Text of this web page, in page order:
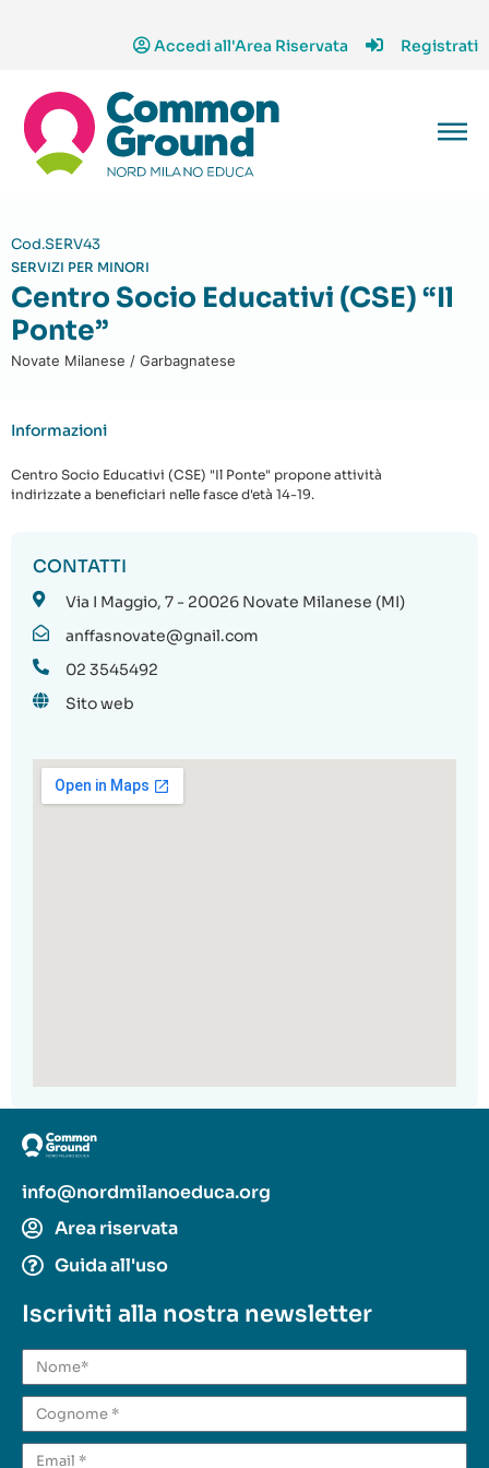
Accedi all'Area Riservata Registrati
Cod.SERV43
SERVIZI PER MINORI
Centro Socio Educativi (CSE) “Il
Ponte”
Novate Milanese / Garbagnatese
Informazioni
Centro Socio Educativi (CSE) "Il Ponte" propone attività
indirizzate a beneficiari nelle fasce d'età 14-19.
CONTATTI
Via I Maggio, 7 - 20026 Novate Milanese (MI)
anffasnovate@gnail.com
02 3545492
Sito web
info@nordmilanoeduca.org
Area riservata
Guida all'uso
Iscriviti alla nostra newsletter